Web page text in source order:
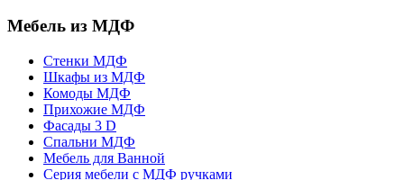
Мебель из МДФ
Стенки МДФ
Шкафы из МДФ
Комоды МДФ
Прихожие МДФ
Фасады 3 D
Спальни МДФ
Мебель для Ванной
Серия мебели с МДФ ручками